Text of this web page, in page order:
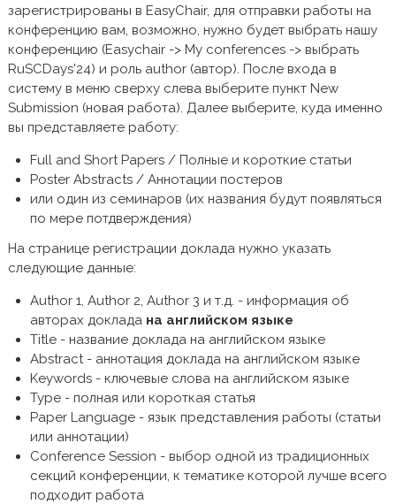
зарегистрированы в EasyChair, для отправки работы на
конференцию вам, возможно, нужно будет выбрать нашу
конференцию (Easychair -> My conferences -> выбрать
RuSCDays'24) и роль author (автор). После входа в
систему в меню сверху слева выберите пункт New
Submission (новая работа). Далее выберите, куда именно
вы представляете работу:
Full and Short Papers / Полные и короткие статьи
Poster Abstracts / Аннотации постеров
или один из семинаров (их названия будут появляться
по мере потдверждения)
На странице регистрации доклада нужно указать
следующие данные:
Author 1, Author 2, Author 3 и т.д. - информация об
авторах доклада на английском языке
Title - название доклада на английском языке
Abstract - аннотация доклада на английском языке
Keywords - ключевые слова на английском языке
Type - полная или короткая статья
Paper Language - язык представления работы (статьи
или аннотации)
Conference Session - выбор одной из традиционных
секций конференции, к тематике которой лучше всего
подходит работа